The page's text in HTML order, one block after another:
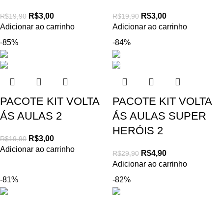
R$19,90 R$3,00
Adicionar ao carrinho
R$19,90 R$3,00
Adicionar ao carrinho
-85%
PACOTE KIT VOLTA
ÁS AULAS 2
R$19,90 R$3,00
Adicionar ao carrinho
-84%
PACOTE KIT VOLTA
ÁS AULAS SUPER
HERÓIS 2
R$29,90 R$4,90
Adicionar ao carrinho
-81%
-82%